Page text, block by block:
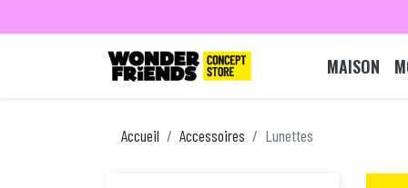
MAISON
Accueil Accessoires Lunettes